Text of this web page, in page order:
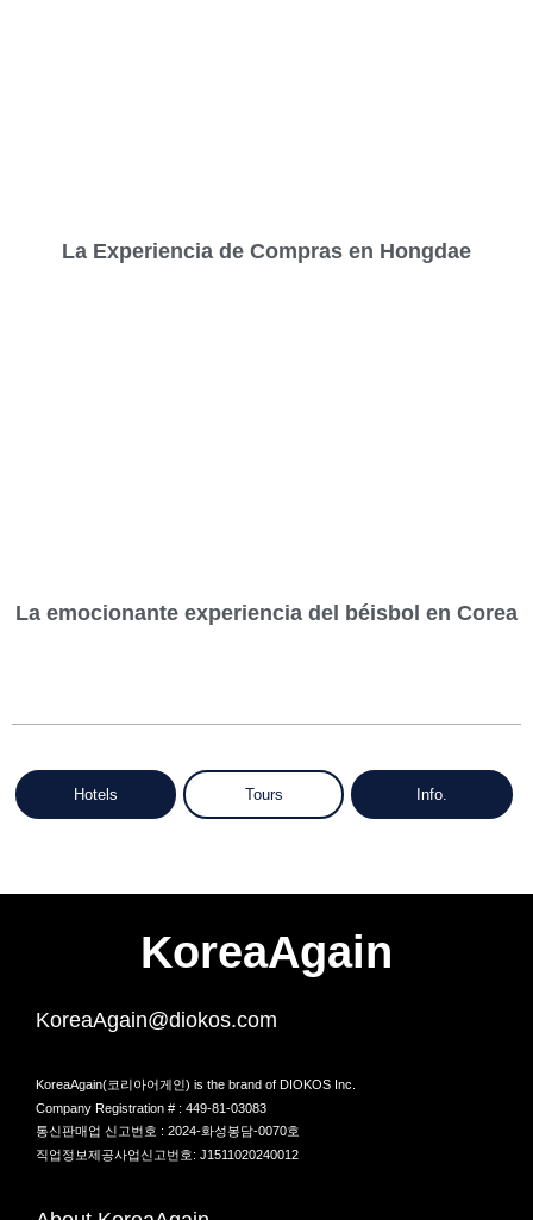
La Experiencia de Compras en Hongdae
La emocionante experiencia del béisbol en Corea
Hotels Tours Info.
KoreaAgain
KoreaAgain@diokos.com
KoreaAgain(코리아어게인) is the brand of DIOKOS Inc.
Company Registration # : 449-81-03083
통신판매업 신고번호 : 2024-화성봉담-0070호
직업정보제공사업신고번호: J1511020240012